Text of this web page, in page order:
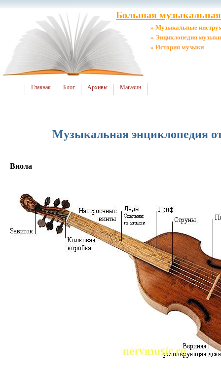
Большая
» Музыкальные
» Энциклопедия музыки
» История музыки
Главная Блог Архивы Магазин
Музыкальная энциклопедия
Виола